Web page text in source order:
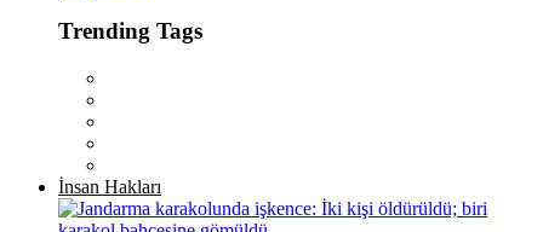
Trending Tags
İnsan Hakları